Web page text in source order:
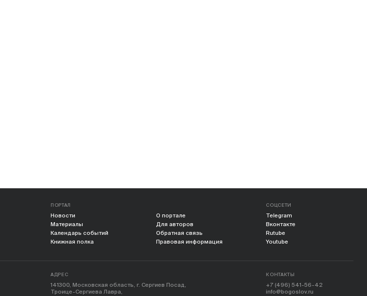
ПОРТАЛ
Новости
Материалы
Календарь событий
Книжная полка
О портале
Для авторов
Обратная связь
Правовая информация
СОЦСЕТИ
Telegram
Вконтакте
Rutube
Youtube
АДРЕС
141300, Московская область, г. Сергиев Посад,
Троице-Сергиева Лавра,
КОНТАКТЫ
+7 (496) 541-56-42
info@bogoslov.ru